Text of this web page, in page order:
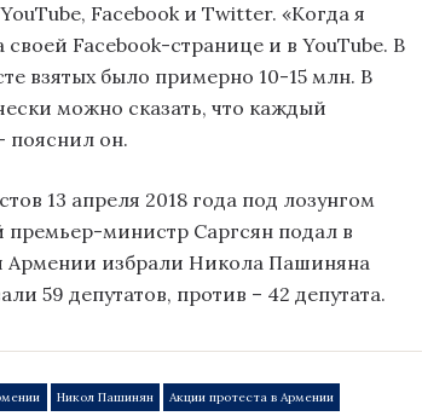
Facebook и Twitter. «Когда я
Facebook-странице и в YouTube. В
взятых было примерно 10-15 млн. В
можно сказать, что каждый
пояснил он.
13 апреля 2018 года под лозунгом
премьер-министр Саргсян подал в
Армении избрали Никола Пашиняна
59 депутатов, против – 42 депутата.
Никол Пашинян Акции протеста в Армении